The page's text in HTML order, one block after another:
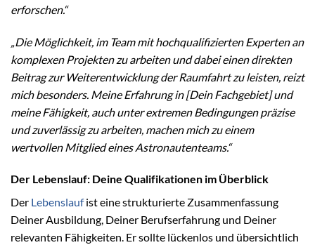
erforschen.“
„Die Möglichkeit, im Team mit hochqualifizierten Experten an
komplexen Projekten zu arbeiten und dabei einen direkten
Beitrag zur Weiterentwicklung der Raumfahrt zu leisten, reizt
mich besonders. Meine Erfahrung in [Dein Fachgebiet] und
meine Fähigkeit, auch unter extremen Bedingungen präzise
und zuverlässig zu arbeiten, machen mich zu einem
wertvollen Mitglied eines Astronautenteams.“
Der Lebenslauf: Deine Qualifikationen im Überblick
Der Lebenslaufist eine strukturierte Zusammenfassung
Deiner Ausbildung, Deiner Berufserfahrung und Deiner
relevanten Fähigkeiten. Er sollte lückenlos und übersichtlich